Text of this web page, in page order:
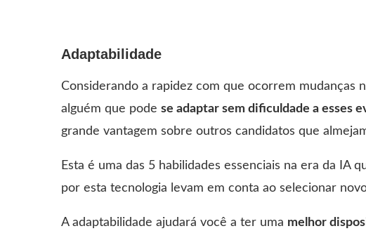
Adaptabilidade
Considerando a rapidez com que ocorrem mudanças
alguém que pode se adaptar sem dificuldade a esses
grande vantagem sobre outros candidatos que
Esta é uma das 5 habilidades essenciais na era da IA
por esta tecnologia levam em conta ao selecionar
A adaptabilidade ajudará você a ter uma melhor